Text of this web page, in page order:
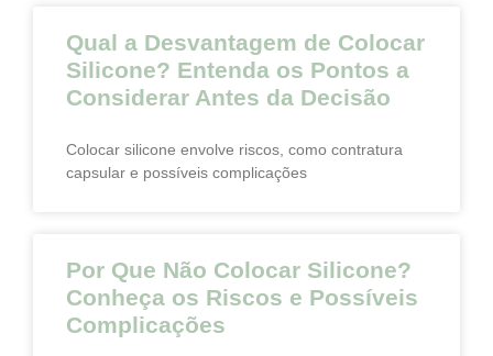
Qual a Desvantagem de Colocar
Silicone? Entenda os Pontos a
Considerar Antes da Decisão
Colocar silicone envolve riscos, como contratura
capsular e possíveis complicações
Por Que Não Colocar Silicone?
Conheça os Riscos e Possíveis
Complicações